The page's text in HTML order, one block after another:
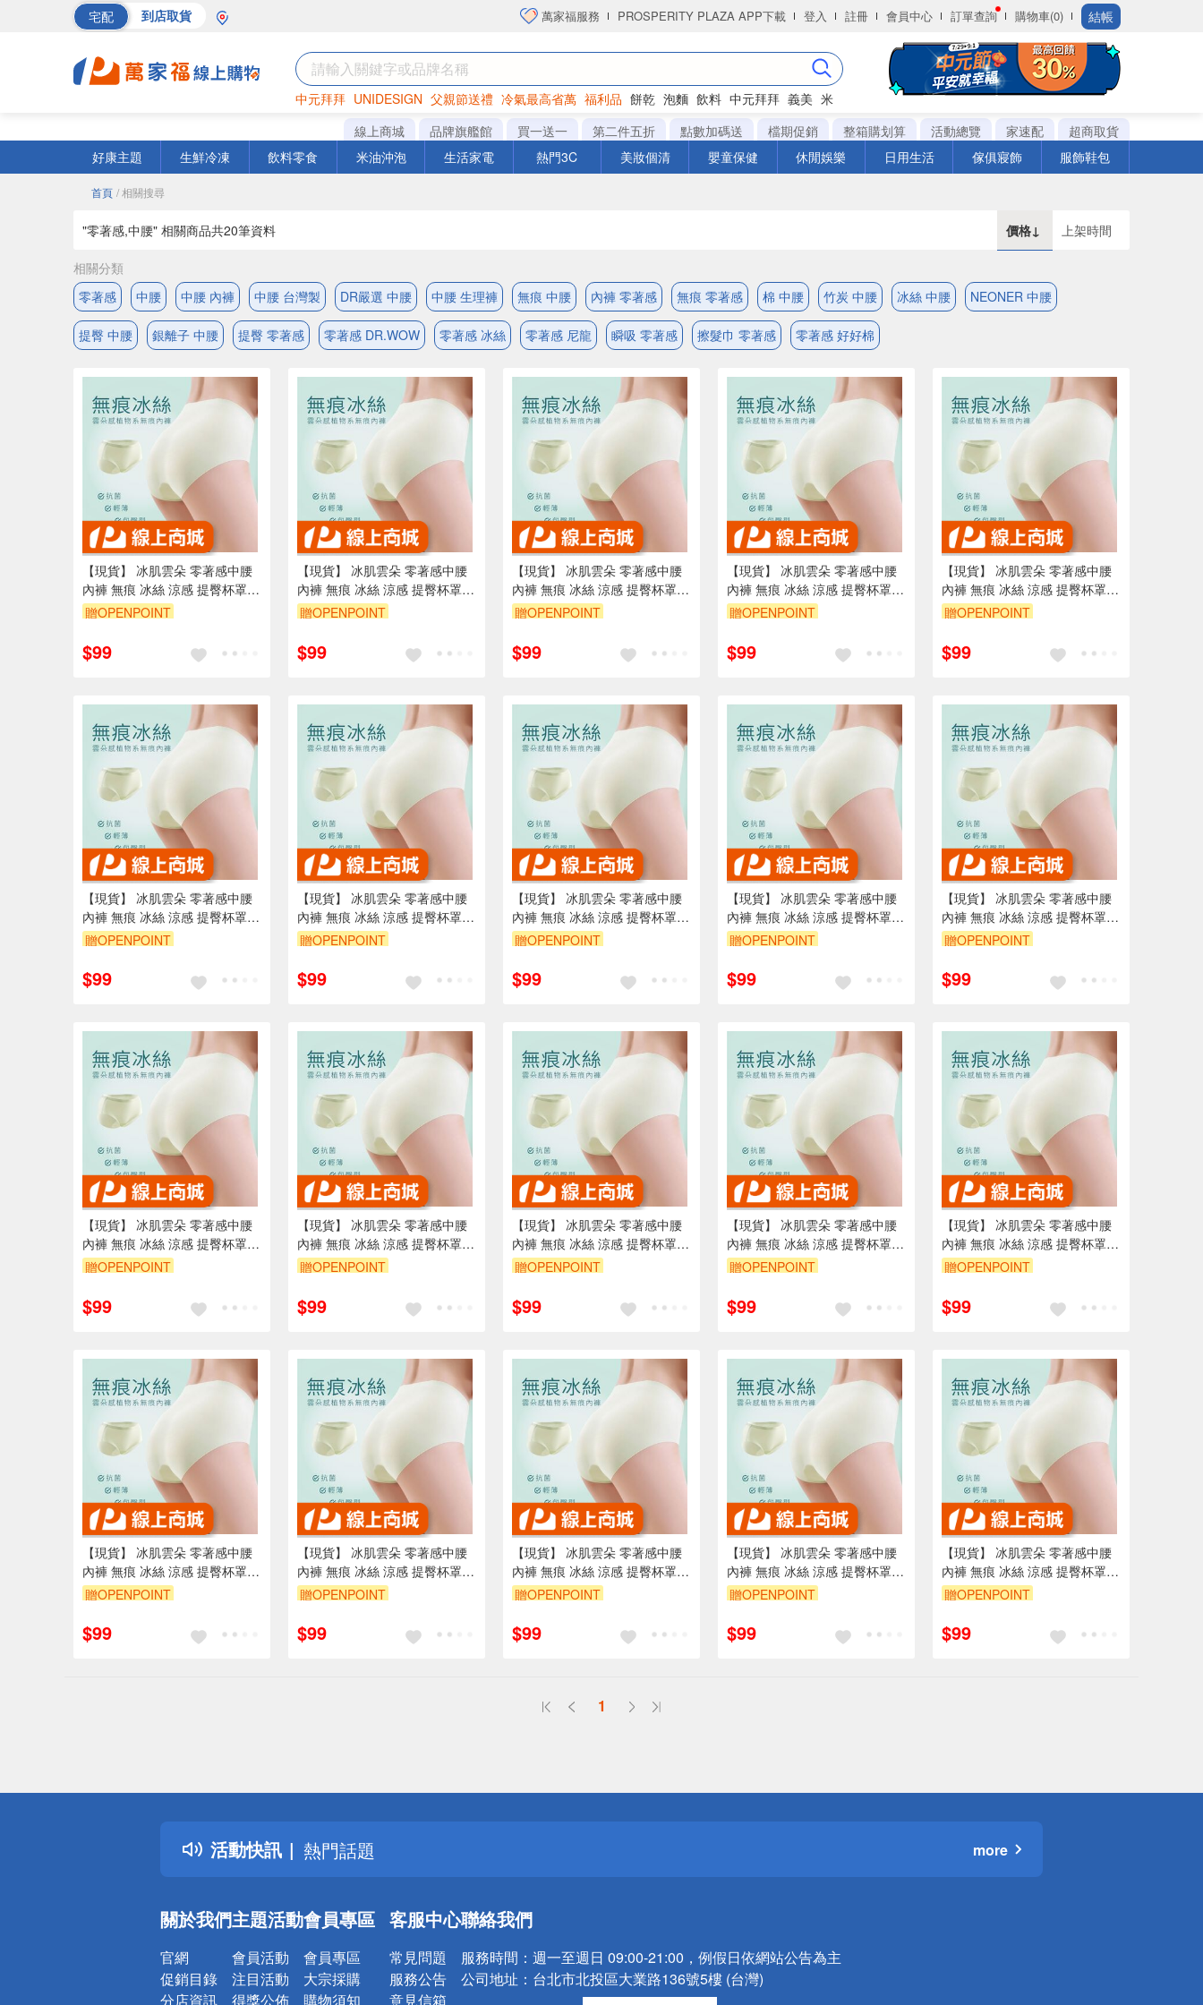
宅配 到店取貨 萬家福服務 PROSPERITY PLAZA APP下載 登入 註冊 會員中心 訂單查詢 購物車(0) 結帳
中元拜拜 UNIDESIGN 父親節送禮 冷氣最高省萬 福利品 餅乾 泡麵 飲料 中元拜拜 義美 米
罐頭 海苔 洋芋片
線上商城 品牌旗艦館 買一送一 第二件五折 點數加碼送 檔期促銷 整箱購划算 活動總覽 家速配
超商取貨
好康主題
生鮮冷凍 飲料零食 米油沖泡 生活家電 熱門3C 美妝個清 嬰童保健 休閒娛樂 日用生活 傢俱寢飾 服飾鞋包
首頁 / 相關搜尋
"零著感,中腰" 相關商品共20筆資料 價格↓ 上架時間
相關分類
零著感
中腰 中腰 內褲 中腰 台灣製 DR嚴選 中腰 中腰 生理褲 無痕 中腰 內褲 零著感 無痕 零著感 棉 中腰 竹炭 中腰 冰絲 中腰 NEONER 中腰
提臀 中腰 銀離子 中腰 提臀 零著感 零著感 DR.WOW 零著感 冰絲 零著感 尼龍 瞬吸 零著感 擦髮巾 零著感 零著感 好好棉
【現貨】 冰肌雲朵 零著感中腰
內褲 無痕 冰絲 涼感 提臀杯罩
桑蠶絲
贈OPENPOINT
$99
【現貨】 冰肌雲朵 零著感中腰
內褲 無痕 冰絲 涼感 提臀杯罩
桑蠶絲
贈OPENPOINT
$99
【現貨】 冰肌雲朵 零著感中腰
內褲 無痕 冰絲 涼感 提臀杯罩
桑蠶絲
贈OPENPOINT
$99
【現貨】 冰肌雲朵 零著感中腰
內褲 無痕 冰絲 涼感 提臀杯罩
桑蠶絲
贈OPENPOINT
$99
【現貨】 冰肌雲朵 零著感中腰
內褲 無痕 冰絲 涼感 提臀杯罩
桑蠶絲
贈OPENPOINT
$99
【現貨】 冰肌雲朵 零著感中腰
內褲 無痕 冰絲 涼感 提臀杯罩
桑蠶絲
贈OPENPOINT
$99
【現貨】 冰肌雲朵 零著感中腰
內褲 無痕 冰絲 涼感 提臀杯罩
桑蠶絲
贈OPENPOINT
$99
【現貨】 冰肌雲朵 零著感中腰
內褲 無痕 冰絲 涼感 提臀杯罩
桑蠶絲
贈OPENPOINT
$99
【現貨】 冰肌雲朵 零著感中腰
內褲 無痕 冰絲 涼感 提臀杯罩
桑蠶絲
贈OPENPOINT
$99
【現貨】 冰肌雲朵 零著感中腰
內褲 無痕 冰絲 涼感 提臀杯罩
桑蠶絲
贈OPENPOINT
$99
【現貨】 冰肌雲朵 零著感中腰
內褲 無痕 冰絲 涼感 提臀杯罩
桑蠶絲
贈OPENPOINT
$99
【現貨】 冰肌雲朵 零著感中腰
內褲 無痕 冰絲 涼感 提臀杯罩
桑蠶絲
贈OPENPOINT
$99
【現貨】 冰肌雲朵 零著感中腰
內褲 無痕 冰絲 涼感 提臀杯罩
桑蠶絲
贈OPENPOINT
$99
【現貨】 冰肌雲朵 零著感中腰
內褲 無痕 冰絲 涼感 提臀杯罩
桑蠶絲
贈OPENPOINT
$99
【現貨】 冰肌雲朵 零著感中腰
內褲 無痕 冰絲 涼感 提臀杯罩
桑蠶絲
贈OPENPOINT
$99
【現貨】 冰肌雲朵 零著感中腰
內褲 無痕 冰絲 涼感 提臀杯罩
桑蠶絲
贈OPENPOINT
$99
【現貨】 冰肌雲朵 零著感中腰
內褲 無痕 冰絲 涼感 提臀杯罩
桑蠶絲
贈OPENPOINT
$99
【現貨】 冰肌雲朵 零著感中腰
內褲 無痕 冰絲 涼感 提臀杯罩
桑蠶絲
贈OPENPOINT
$99
【現貨】 冰肌雲朵 零著感中腰
內褲 無痕 冰絲 涼感 提臀杯罩
桑蠶絲
贈OPENPOINT
$99
【現貨】 冰肌雲朵 零著感中腰
內褲 無痕 冰絲 涼感 提臀杯罩
桑蠶絲
贈OPENPOINT
$99
1
活動快訊
詐騙網頁！請小心！
得獎公告
熱門話題
銀行優惠
詐騙網頁！請小心！
more
關於我們
官網
促銷目錄
分店資訊
主題活動
會員活動
注目活動
得獎公佈
會員專區
會員專區
大宗採購
購物須知
客服中心
常見問題
服務公告
意見信箱
聯絡我們
服務時間： 週一至週日 09:00-21:00，例假日依網站公告為主
公司地址： 台北市北投區大業路136號5樓 (台灣)